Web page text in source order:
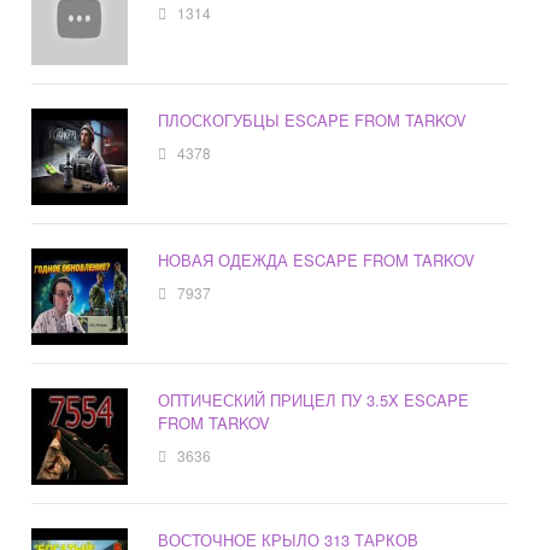
1314
ПЛОСКОГУБЦЫ ESCAPE FROM TARKOV
4378
НОВАЯ ОДЕЖДА ESCAPE FROM TARKOV
7937
ОПТИЧЕСКИЙ ПРИЦЕЛ ПУ 3.5X ESCAPE
FROM TARKOV
3636
ВОСТОЧНОЕ КРЫЛО 313 ТАРКОВ